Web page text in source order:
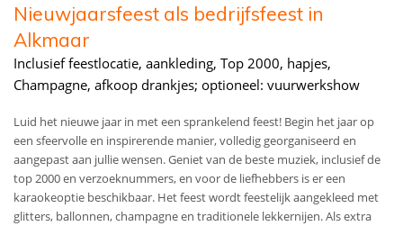
Nieuwjaarsfeest als bedrijfsfeest in
Alkmaar
Inclusief feestlocatie, aankleding, Top 2000, hapjes,
Champagne, afkoop drankjes; optioneel: vuurwerkshow
Luid het nieuwe jaar in met een sprankelend feest! Begin het jaar op
een sfeervolle en inspirerende manier, volledig georganiseerd en
aangepast aan jullie wensen. Geniet van de beste muziek, inclusief de
top 2000 en verzoeknummers, en voor de liefhebbers is er een
karaokeoptie beschikbaar. Het feest wordt feestelijk aangekleed met
glitters, ballonnen, champagne en traditionele lekkernijen. Als extra